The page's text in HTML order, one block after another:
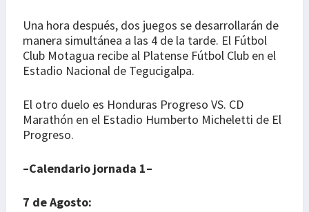
Una hora después, dos juegos se desarrollarán de
manera simultánea a las 4 de la tarde. El Fútbol
Club Motagua recibe al Platense Fútbol Club en el
Estadio Nacional de Tegucigalpa.
El otro duelo es Honduras Progreso VS. CD
Marathón en el Estadio Humberto Micheletti de El
Progreso.
–Calendario jornada 1–
7 de Agosto: